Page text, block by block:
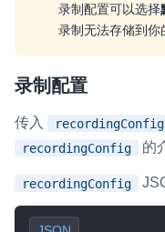
录制配置可以选择
录制无法存储到你
录制配置
传入 recordingConfig
recordingConfig 的
recordingConfig